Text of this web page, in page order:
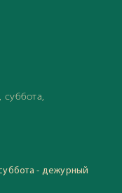
суббота,
- дежурный